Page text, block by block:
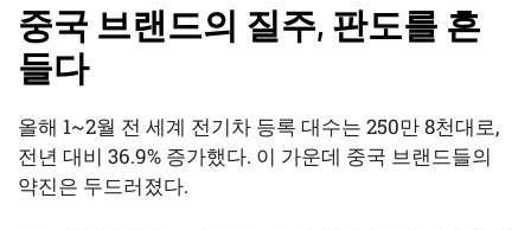
중국 브랜드의 질주, 판도를 흔
들다
올해 1~2월 전 세계 전기차 등록 대수는 250만 8천대로,
전년 대비 36.9% 증가했다. 이 가운데 중국 브랜드들의
약진은 두드러졌다.